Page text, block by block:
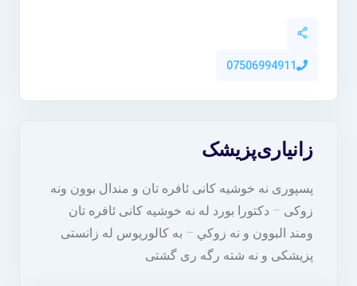
07506994911
پزیشکزانیاری
پسپوری نه خوشیه کانی ئافره تان و مندال بوون ونه
زوکی – دكتورا بورد له نه خوشیه کانی ئافره تان
ومند البوون و نه زوكي – به كالوريوس له زانستی
پزیشکی و نه شته رگه ری گشتی